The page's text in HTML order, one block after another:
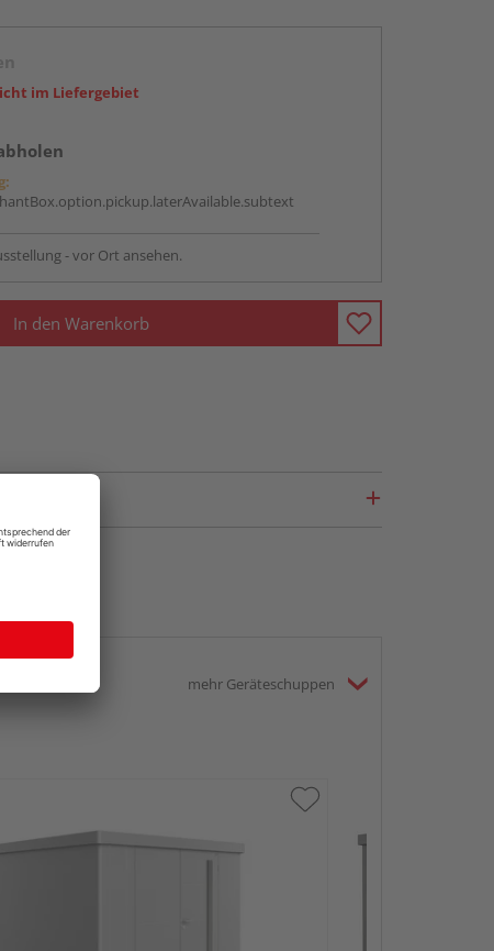
im Liefergebiet
- vor Ort ansehen.
In den Warenkorb
mehr Geräteschuppen